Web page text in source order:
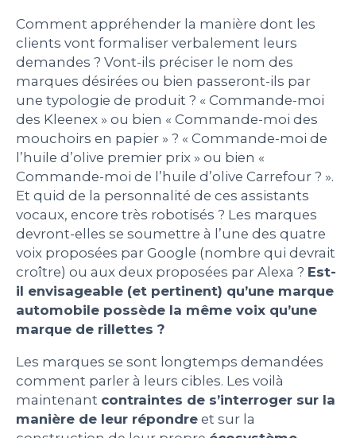
Comment appréhender la manière dont les
clients vont formaliser verbalement leurs
demandes ? Vont-ils préciser le nom des
marques désirées ou bien passeront-ils par
une typologie de produit ? « Commande-moi
des Kleenex » ou bien « Commande-moi des
mouchoirs en papier » ? « Commande-moi de
l’huile d’olive premier prix » ou bien «
Commande-moi de l’huile d’olive Carrefour ? ».
Et quid de la personnalité de ces assistants
vocaux, encore très robotisés ? Les marques
devront-elles se soumettre à l’une des quatre
voix proposées par Google (nombre qui devrait
croître) ou aux deux proposées par Alexa ? Est-
il envisageable (et pertinent) qu’une marque
automobile possède la même voix qu’une
marque de rillettes ?
Les marques se sont longtemps demandées
comment parler à leurs cibles. Les voilà
maintenant contraintes de s’interroger sur la
manière de leur répondre et sur la